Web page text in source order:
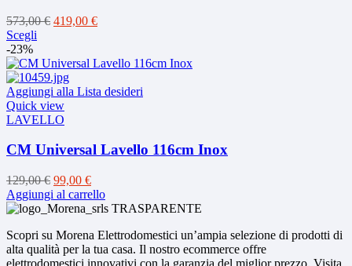
573,00€ Il
era:
573,00 €.
419,00 €Il
è:
Scegli
ha
più
varianti.
Le
opzioni
essere
nella
pagina
del
prodotto
-23%
Aggiungi alla Lista desideri
Quick view
LAVELLO
CM Universal Lavello 116cm Inox
129,00€ Il
prezzo
originale
129,00 €.
99,00 €Il
prezzo
attuale
99,00 €.
Aggiungi al carrello
Scopri su Morena Elettrodomestici un’ampia selezione di prodotti di
alta qualità per la tua casa. Il nostro ecommerce offre